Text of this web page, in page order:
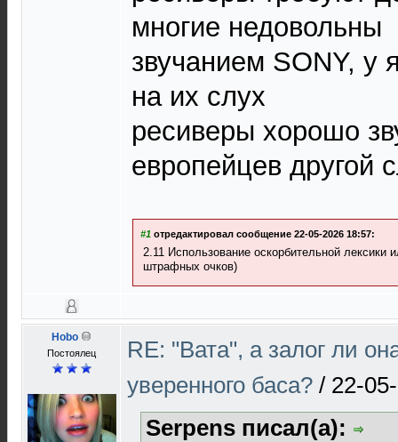
многие недовольны
звучанием SONY, у
на их слух
ресиверы хорошо
европейцев другой
#1 отредактировал сообщение 22-05-2026 18:57:
2.11 Использование оскорбительной лексики
штрафных очков)
Hobo
Постоялец
RE: "Вата", а залог ли
уверенного баса? / 22-
Serpens писал(а):